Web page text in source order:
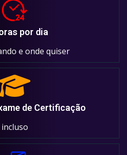
por dia
e onde quiser
de Certificação
incluso